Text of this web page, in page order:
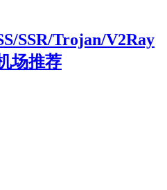
SSR/Trojan/V2Ray
场推荐